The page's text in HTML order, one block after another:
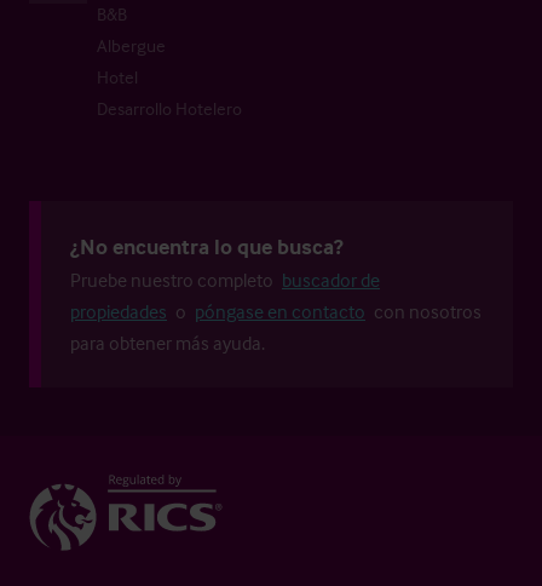
B&B
Albergue
Hotel
Desarrollo Hotelero
¿No encuentra lo que busca?
Pruebe nuestro completo buscador de
propiedades o póngase en contacto con nosotros
para obtener más ayuda.